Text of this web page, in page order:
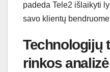
padeda Tele2 išlaikyti
savo klientų
Technologijų
rinkos analizė